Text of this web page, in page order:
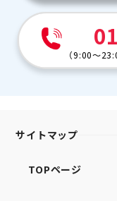
（9:00～
サイトマップ
TOPページ